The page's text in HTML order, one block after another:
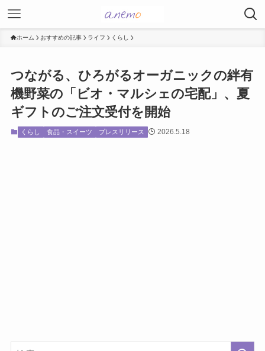
ホーム おすすめの記事 ライフ くらし
つながる、ひろがるオーガニックの絆有
機野菜の「ビオ・マルシェの宅配」、夏
ギフトのご注文受付を開始
くらし 食品・スイーツ プレスリリース 2026.5.18